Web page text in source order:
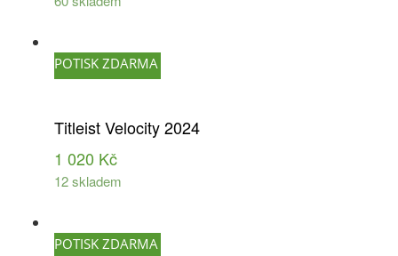
POTISK ZDARMA
Titleist Velocity 2024
1 020 Kč
12 skladem
POTISK ZDARMA